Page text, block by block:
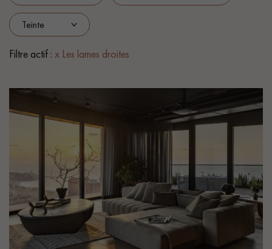
PARQUET VIEILLI
Nos conseillers sont disponibles au
022 310 07 84
VOUS AVEZ UN PROJET ?
Filtre actif : x Les lames droites